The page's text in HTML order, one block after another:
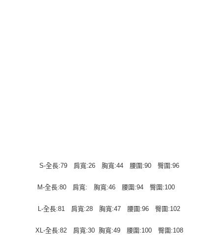
S-全長:79 肩寬:26 胸寬:44 腰圍:90 臀圍:96
M-全長:80 肩寬: 胸寬:46 腰圍:94 臀圍:100
L-全長:81 肩寬:28 胸寬:47 腰圍:96 臀圍:102
XL-全長:82 肩寬:30 胸寬:49 腰圍:100 臀圍:108